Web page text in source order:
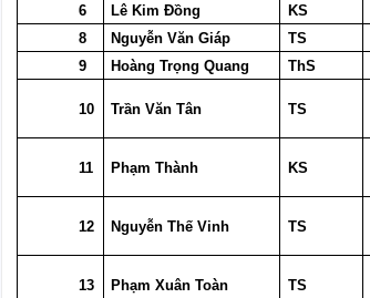
6
Lê Kim Đồng KS
8
Nguyễn Văn Giáp TS
9
Hoàng Trọng Quang ThS
10 Trần Văn Tân TS
11 Phạm Thành KS
12 Nguyễn Thế Vinh TS
13 Phạm Xuân Toàn TS